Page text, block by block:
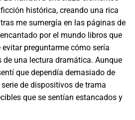
histórica, creando una rica
me sumergía en las páginas de
por el mundo libros que
preguntarme cómo sería
de una lectura dramática. Aunque
que dependía demasiado de
de dispositivos de trama
que se sentían estancados y